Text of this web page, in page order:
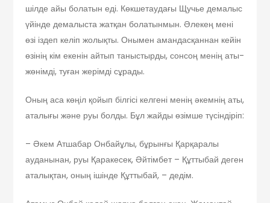
шілде айы болатын еді. Көкшетаудағы Щучье демалыс
үйінде демалыста жатқан болатынмын. Әлекең мені
өзі іздеп келіп жолықты. Онымен амандасқаннан кейін
өзінің кім екенін айтып таныстыр­ды, сонсоң менің аты-
жөнімді, туған жерімді сұрады.
Оның аса көңіл қойып білгісі келгені менің әкемнің аты,
аталығы және руы болды. Бұл жайды өзімше түсіндіріп:
– Әкем Атшабар Онбайұлы, бұрынғы Қарқаралы
ауданынан, руы Қаракесек, Әйтімбет – Құттыбай деген
аталықтан, оның ішінде Құттыбай, – дедім.